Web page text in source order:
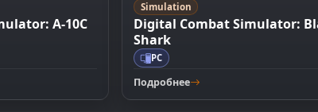
A-10C
Simulation
Digital Combat Simulator:
Shark
PC
Подробнее